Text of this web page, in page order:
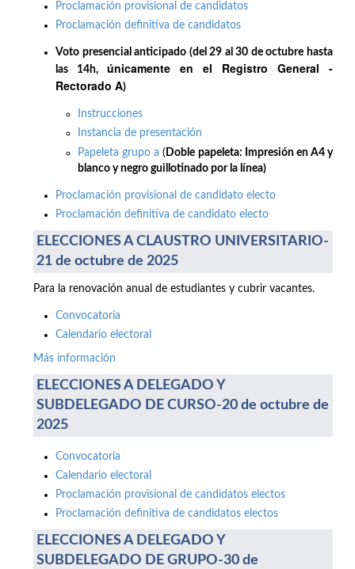
Proclamación provisional de candidatos
Proclamación definitiva de candidatos
Voto presencial anticipado (del 29 al 30 de octubre hasta
las 14h, únicamente en el Registro General -
Rectorado A)
Instrucciones
Instancia de presentación
Papeleta grupo a( Doble papeleta: Impresión en A4 y
blanco y negro guillotinado por la línea)
Proclamación provisional de candidato electo
Proclamación definitiva de candidato electo
ELECCIONES A CLAUSTRO UNIVERSITARIO-
21 de octubre de 2025
Para la renovación anual de estudiantes y cubrir vacantes.
Convocatoria
Calendario electoral
Más información
ELECCIONES A DELEGADO Y
SUBDELEGADO DE CURSO-20 de octubre de
2025
Convocatoria
Calendario electoral
Proclamación provisional de candidatos electos
Proclamación definitiva de candidatos electos
ELECCIONES A DELEGADO Y
SUBDELEGADO DE GRUPO-30 de